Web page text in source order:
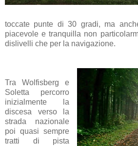
toccate punte di 30 gradi, ma
piacevole e tranquilla non
dislivelli che per la navigazione.
Tra Wolfisberg e
Soletta percorro
inizialmente la
discesa verso la
strada nazionale
poi quasi sempre
tratti di pista